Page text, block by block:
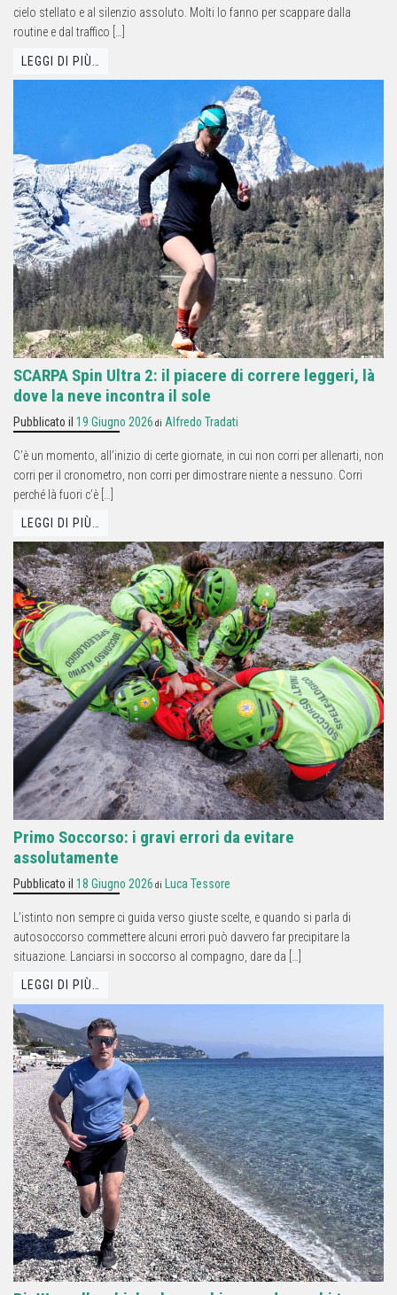
cielo stellato e al silenzio assoluto. Molti lo fanno per scappare dalla
routine e dal traffico […]
LEGGI DI PIÙ…
SCARPA Spin Ultra 2: il piacere di correre leggeri, là
dove la neve incontra il sole
Pubblicato il 19 Giugno 2026 di Alfredo Tradati
C’è un momento, all’inizio di certe giornate, in cui non corri per allenarti, non
corri per il cronometro, non corri per dimostrare niente a nessuno. Corri
perché là fuori c’è […]
LEGGI DI PIÙ…
Primo Soccorso: i gravi errori da evitare
assolutamente
Pubblicato il 18 Giugno 2026 di Luca Tessore
L’istinto non sempre ci guida verso giuste scelte, e quando si parla di
autosoccorso commettere alcuni errori può davvero far precipitare la
situazione. Lanciarsi in soccorso al compagno, dare da […]
LEGGI DI PIÙ…